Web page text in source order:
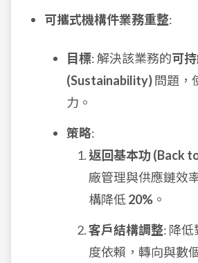
可攜式機構件業務重整:
目標: 解決該業務的可
(Sustainability)問題，
力。
策略:
返回基本功 (Back
廠管理與供應鏈效
構降低20% 。
客戶結構調整: 降
度依賴，轉向與數